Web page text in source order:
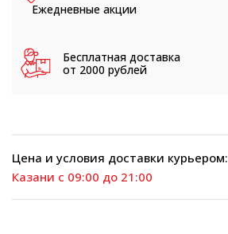
Ежедневные акции
Бесплатная доставка
от 2000 рублей
Цена и условия доставки курьером:
Казани с 09:00 до 21:00